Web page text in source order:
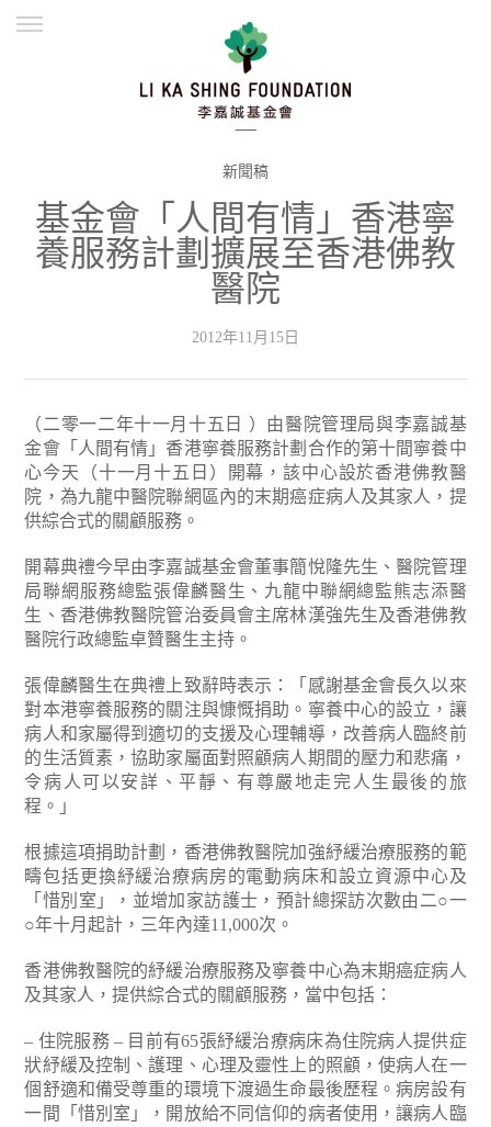
並肩同行
繁體
新聞稿
基金會「人間有情」香港寧
養服務計劃擴展至香港佛教
醫院
2012年11月15日
（二零一二年十一月十五日 ）由醫院管理局與李嘉誠基
金會「人間有情」香港寧養服務計劃合作的第十間寧養中
心今天（十一月十五日）開幕，該中心設於香港佛教醫
院，為九龍中醫院聯網區內的末期癌症病人及其家人，提
供綜合式的關顧服務。
開幕典禮今早由李嘉誠基金會董事簡悅隆先生、醫院管理
局聯網服務總監張偉麟醫生、九龍中聯網總監熊志添醫
生、香港佛教醫院管治委員會主席林漢強先生及香港佛教
醫院行政總監卓贊醫生主持。
張偉麟醫生在典禮上致辭時表示：「感謝基金會長久以來
對本港寧養服務的關注與慷慨捐助。寧養中心的設立，讓
病人和家屬得到適切的支援及心理輔導，改善病人臨終前
的生活質素，協助家屬面對照顧病人期間的壓力和悲痛，
令病人可以安詳、平靜、有尊嚴地走完人生最後的旅
程。」
根據這項捐助計劃，香港佛教醫院加強紓緩治療服務的範
疇包括更換紓緩治療病房的電動病床和設立資源中心及
「惜別室」，並增加家訪護士，預計總探訪次數由二○一
○年十月起計，三年內達11,000次。
香港佛教醫院的紓緩治療服務及寧養中心為末期癌症病人
及其家人，提供綜合式的關顧服務，當中包括：
– 住院服務 – 目前有65張紓緩治療病床為住院病人提供症
狀紓緩及控制、護理、心理及靈性上的照顧，使病人在一
個舒適和備受尊重的環境下渡過生命最後歷程。病房設有
一間「惜別室」，開放給不同信仰的病者使用，讓病人臨